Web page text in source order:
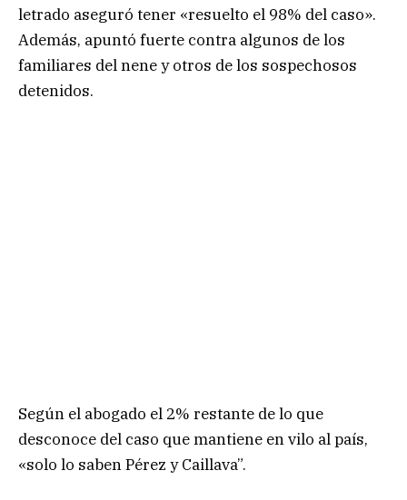
letrado aseguró tener «resuelto el 98% del caso».
Además, apuntó fuerte contra algunos de los
familiares del nene y otros de los sospechosos
detenidos.
Según el abogado el 2% restante de lo que
desconoce del caso que mantiene en vilo al país,
«solo lo saben Pérez y Caillava”.